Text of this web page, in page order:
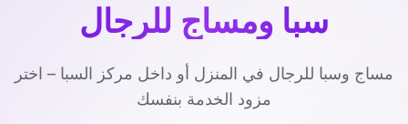
سبا ومساج للرجال
مساج وسبا للرجال في المنزل أو داخل مركز السبا – اختر
مزود الخدمة بنفسك